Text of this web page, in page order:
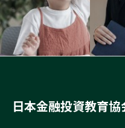
日本金融投資教育協